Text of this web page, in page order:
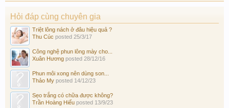
Hỏi đáp cùng chuyên gia
Triệt lông nách ở đâu hiệu quả ?
Thu Cúc posted 25/3/17
Công nghệ phun lông mày cho...
Xuân Hương posted 28/12/16
Phun môi xong nên dùng son...
Thảo My posted 14/12/23
Sẹo trắng có chữa được không?
Trần Hoàng Hiếu posted 13/9/23